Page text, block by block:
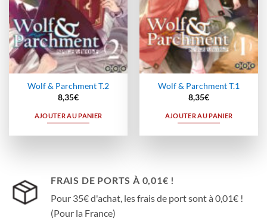
Wolf & Parchment T.2
8,35€
AJOUTER AU PANIER
Wolf & Parchment T.1
8,35€
AJOUTER AU PANIER
FRAIS DE PORTS À 0,01€ !
Pour 35€ d'achat, les frais de port sont à 0,01€ !
(Pour la France)